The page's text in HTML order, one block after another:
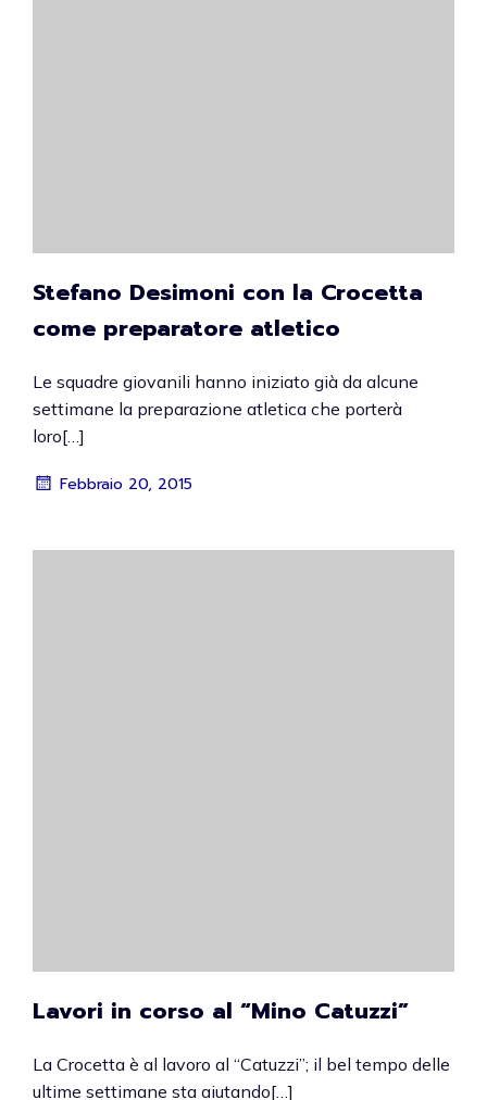
Stefano Desimoni con la Crocetta
come preparatore atletico
Le squadre giovanili hanno iniziato già da alcune
settimane la preparazione atletica che porterà
loro[…]
Febbraio 20, 2015
Lavori in corso al “Mino Catuzzi”
La Crocetta è al lavoro al “Catuzzi”; il bel tempo delle
ultime settimane sta aiutando[…]